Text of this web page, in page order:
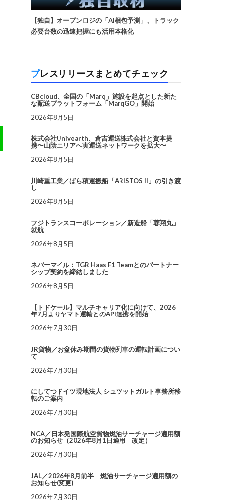
【独自】オープンロジの「AI梱包予測」、トラック
必要台数の迅速把握にも活用本格化
プレスリリースまとめてチェック
CBcloud、全国の「Marq」施設を起点とした新た
な配送プラットフォーム「MarqGO」開始
2026年8月5日
株式会社Univearth、倉吉運送株式会社と資本提
携〜山陰エリアへ実運送ネットワークを拡大〜
2026年8月5日
川崎重工業／ばら積運搬船「ARISTOS II」の引き渡
し
2026年8月5日
フジトランスコーポレーション／新造船「蓉翔丸」
就航
2026年8月5日
ネバーマイル：TGR Haas F1 Teamとのパートナー
シップ契約を締結しました
2026年8月5日
【トドケール】マルチキャリア化に向けて、2026
年7月よりヤマト運輸とのAPI連携を開始
2026年7月30日
JR貨物／お盆休み期間の貨物列車の運転計画につい
て
2026年7月30日
にしてつドイツ現地法人 シュツットガルト事務所移
転のご案内
2026年7月30日
NCA／日本発国際航空貨物燃油サーチャージ適用額
のお知らせ（2026年8月1日適用 改定）
2026年7月30日
JAL／2026年8月前半 燃油サーチャージ適用額の
お知らせ(変更)
2026年7月30日